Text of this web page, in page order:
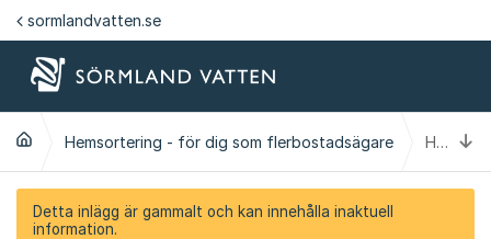
Hoppa till innehåll
sormlandvatten.se
Hemsortering - för dig som flerbostadsägare Hur blir det med flerbostadshus?
Detta inlägg är gammalt och kan innehålla inaktuell
information.